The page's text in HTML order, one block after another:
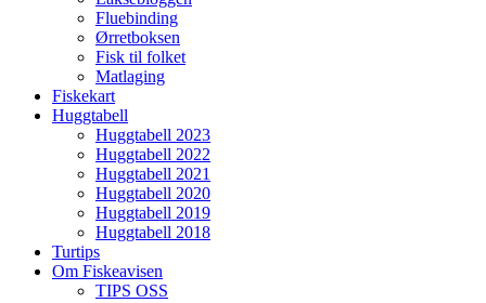
Fluebinding
Ørretboksen
Fisk til folket
Matlaging
Fiskekart
Huggtabell
Huggtabell 2023
Huggtabell 2022
Huggtabell 2021
Huggtabell 2020
Huggtabell 2019
Huggtabell 2018
Turtips
Om Fiskeavisen
TIPS OSS